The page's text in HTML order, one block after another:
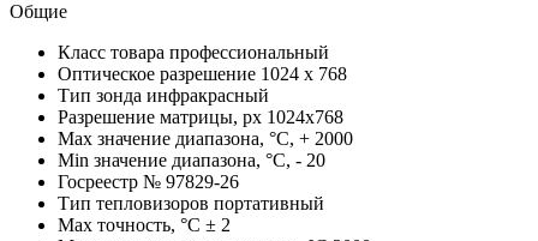
Общие
Класс товара профессиональный
Оптическое разрешение 1024 x 768
Тип зонда инфракрасный
Разрешение матрицы, px 1024x768
Max значение диапазона, °C, + 2000
Min значение диапазона, °C, - 20
Госреестр № 97829-26
Тип тепловизоров портативный
Max точность, °С ± 2